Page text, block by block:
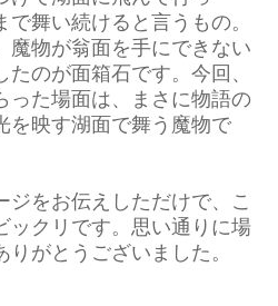
舞い続けると言うもの。
魔物が翁面を手にできない
のが面箱石です。今回、
った場面は、まさに物語の
を映す湖面で舞う魔物で
をお伝えしただけで、こ
ックリです。思い通りに場
がとうございました。